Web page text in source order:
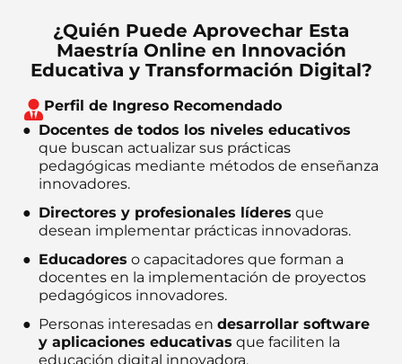
¿Quién Puede Aprovechar Esta
Maestría Online en Innovación
Educativa y Transformación Digital?
Perfil de Ingreso Recomendado
Docentes de todos los niveles educativos
que buscan actualizar sus prácticas
pedagógicas mediante métodos de enseñanza
innovadores.
Directores y profesionales líderes que
desean implementar prácticas innovadoras.
Educadores o capacitadores que forman a
docentes en la implementación de proyectos
pedagógicos innovadores.
Personas interesadas en desarrollar software
y aplicaciones educativas que faciliten la
educación digital innovadora.